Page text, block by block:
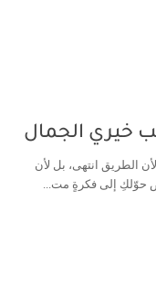
خيري الجمال
الطريق انتهى، بل لأن
حوّلكِ إلى فكرةٍ مت...